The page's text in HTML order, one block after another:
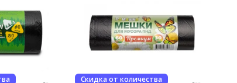
Скидка от количества